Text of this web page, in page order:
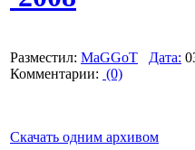
Разместил: MaGGoT Дата:
Комментарии: (0)
Скачать одним архивом